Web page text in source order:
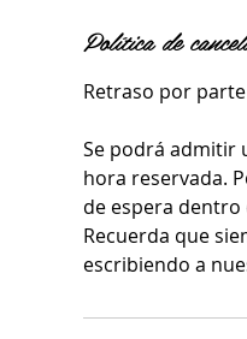
Política de
Retraso por
Se podrá admitir
hora reservada.
de espera
Recuerda que
escribiendo a